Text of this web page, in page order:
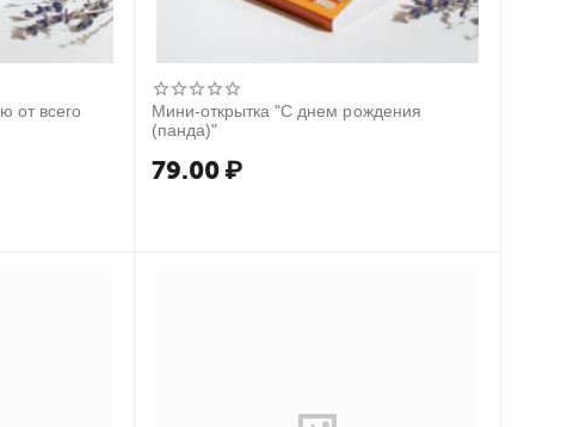
от всего
Мини-открытка "С днем рождения
(панда)"
79.00 ₽